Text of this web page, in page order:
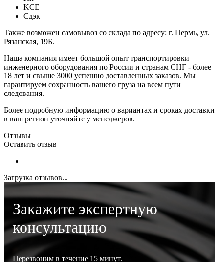
KCE
Сдэк
Также возможен самовывоз со склада по адресу: г. Пермь, ул.
Рязанская, 19Б.
Наша компания имеет большой опыт транспортировки
инженерного оборудования по России и странам СНГ - более
18 лет и свыше 3000 успешно доставленных заказов. Мы
гарантируем сохранность вашего груза на всем пути
следования.
Более подробную информацию о вариантах и сроках доставки
в ваш регион уточняйте у менеджеров.
Отзывы
Оставить отзыв
Загрузка отзывов...
Закажите экспертную
консультацию
Перезвоним в течение 15 минут.